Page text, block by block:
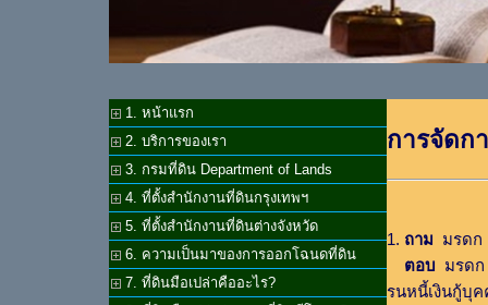
1. หน้าแรก
2. บริการของเรา
3. กรมที่ดิน Department of Lands
4. ที่ตั้งสำนักงานที่ดินกรุงเทพฯ
5. ที่ตั้งสำนักงานที่ดินต่างจังหวัด
6. ความเป็นมาของการออกโฉนดที่ดิน
7. ที่ดินมือเปล่าคืออะไร?
การจัดก
1. ถาม มรดก
ตอบ มรด
รนหนี้เงินกู้บุ